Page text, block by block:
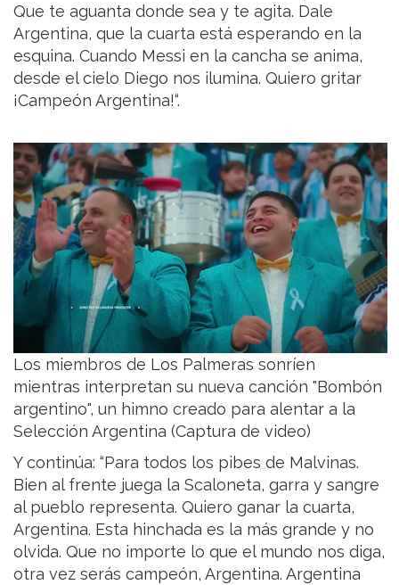
Que te aguanta donde sea y te agita. Dale
Argentina, que la cuarta está esperando en la
esquina. Cuando Messi en la cancha se anima,
desde el cielo Diego nos ilumina. Quiero gritar
¡Campeón Argentina!“.
Los miembros de Los Palmeras sonríen
mientras interpretan su nueva canción "Bombón
argentino", un himno creado para alentar a la
Selección Argentina (Captura de video)
Y continúa: “Para todos los pibes de Malvinas.
Bien al frente juega la Scaloneta, garra y sangre
al pueblo representa. Quiero ganar la cuarta,
Argentina. Esta hinchada es la más grande y no
olvida. Que no importe lo que el mundo nos diga,
otra vez serás campeón, Argentina. Argentina